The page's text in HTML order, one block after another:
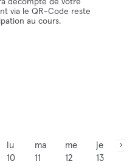
décompté de votre
via le QR-Code reste
au cours.
lu
10
ma
11
me
12
je
13